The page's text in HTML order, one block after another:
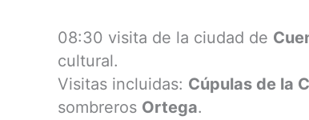
08:30 visita de la ciudad de
cultural.
Visitas incluidas: Cúpulas de la
sombreros Ortega.